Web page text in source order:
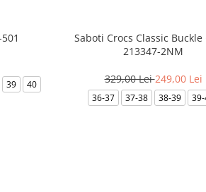
39
40
Saboti Crocs Classic Buckle
213347-2NM
329,00 Lei249,00 Lei
36-37 37-38 38-39